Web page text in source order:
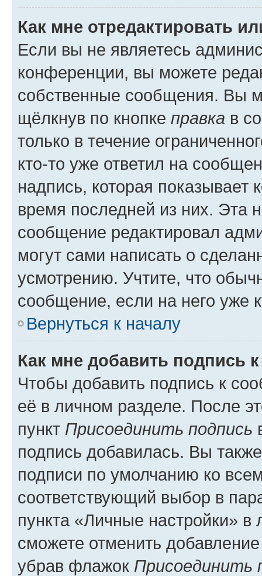
Как мне отредактировать
Если вы не являетесь
конференции, вы можете
собственные сообщения. Вы
щёлкнув по кнопке правка в
только в течение
кто-то уже ответил на
надпись, которая показывает
время последней из них. Эта
сообщение редактировал
могут сами написать о
усмотрению. Учтите, что
сообщение, если на него уже
Вернуться к началу
Как мне добавить подпись
Чтобы добавить подпись к
её в личном разделе. После
пункт Присоединить подпись
подпись добавилась. Вы
подписи по умолчанию ко
соответствующий выбор в
пункта «Личные настройки»
сможете отменить
убрав флажок Присоединить